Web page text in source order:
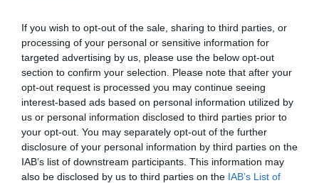
If you wish to opt-out of the sale, sharing to third parties, or
processing of your personal or sensitive information for
targeted advertising by us, please use the below opt-out
section to confirm your selection. Please note that after your
opt-out request is processed you may continue seeing
interest-based ads based on personal information utilized by
us or personal information disclosed to third parties prior to
your opt-out. You may separately opt-out of the further
disclosure of your personal information by third parties on the
IAB’s list of downstream participants. This information may
also be disclosed by us to third parties on the IAB’s List of